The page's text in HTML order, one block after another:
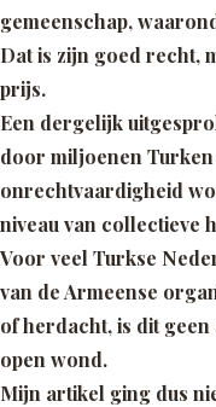
gemeenschap,
Dat is zijn goed recht,
prijs.
Een dergelijk
door miljoenen
onrechtvaardigheid
niveau van collectieve
Voor veel Turkse
van de Armeense
of herdacht, is dit
open wond.
Mijn artikel ging dus